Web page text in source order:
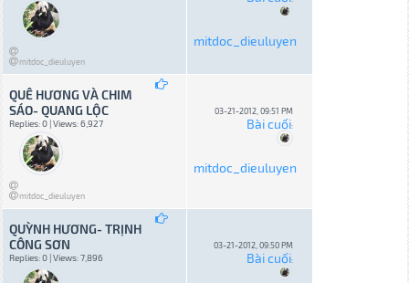
mitdoc_dieuluyen
mitdoc_dieuluyen
QUÊ HƯƠNG VÀ CHIM
SÁO- QUANG LỘC
Replies: 0 | Views: 6,927
mitdoc_dieuluyen
03-21-2012, 09:51 PM
Bài cuối:
mitdoc_dieuluyen
QUỲNH HƯƠNG- TRỊNH
CÔNG SƠN
Replies: 0 | Views: 7,896
03-21-2012, 09:50 PM
Bài cuối: